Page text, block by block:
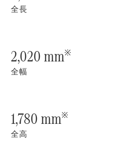
Sedan
All Sedan
全長
2,020 mm※
全幅
1,780 mm※
全高